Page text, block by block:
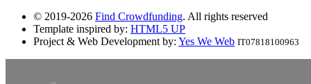
© 2019-2026 Find Crowdfunding. All rights reserved
Template inspired by: HTML5 UP
Project & Web Development by: Yes We Web IT07818100963